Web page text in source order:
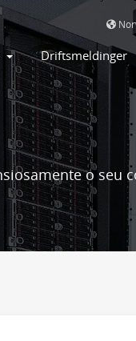
Driftsmeldinger
o seu